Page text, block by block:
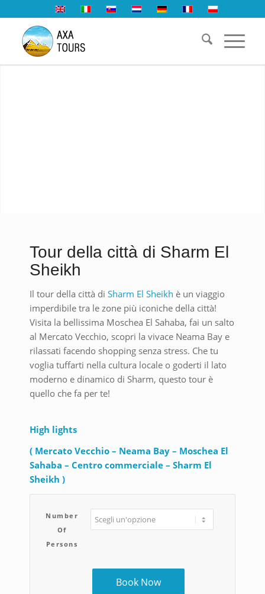
Tour della città di Sharm El
Sheikh
Il tour della città di Sharm El Sheikh è un viaggio
imperdibile tra le zone più iconiche della città!
Visita la bellissima Moschea El Sahaba, fai un salto
al Mercato Vecchio, scopri la vivace Neama Bay e
rilassati facendo shopping senza stress. Che tu
voglia tuffarti nella cultura locale o goderti il lato
moderno e dinamico di Sharm, questo tour è
quello che fa per te!
High lights
( Mercato Vecchio – Neama Bay – Moschea El
Sahaba – Centro commerciale – Sharm El
Sheikh )
Number
Of
Persons
Book Now